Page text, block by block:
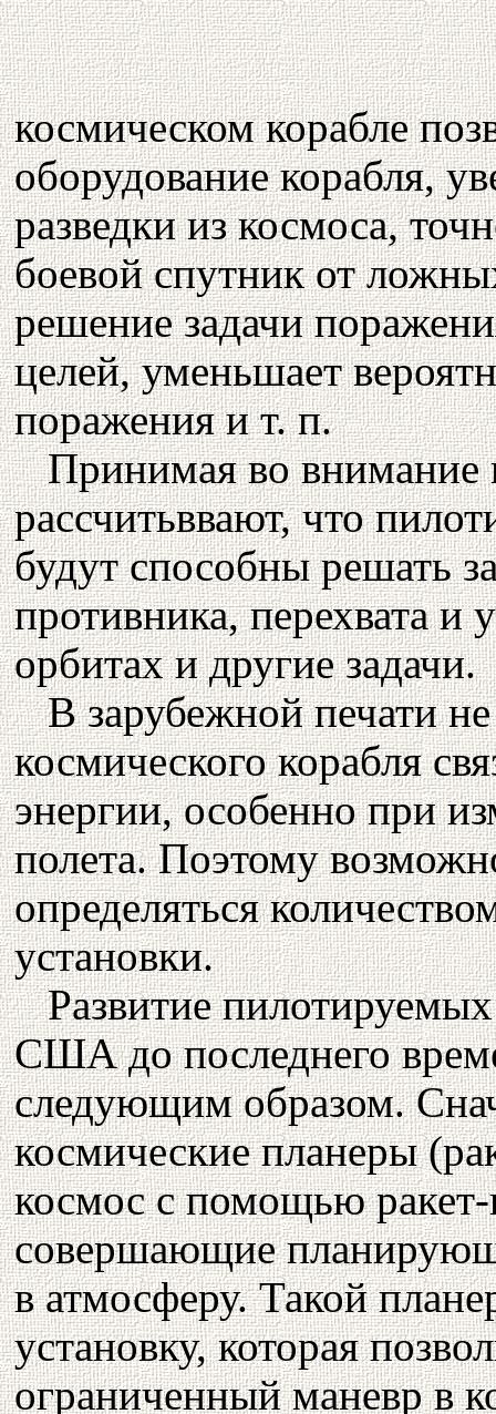
космическом корабле
оборудование корабля,
разведки из космоса,
боевой спутник от
решение задачи
целей, уменьшает
поражения и т. п.
Принимая во внимание
рассчитьввают, что
будут способны решать
противника, перехвата и
орбитах и другие задачи.
В зарубежной печати
космического корабля
энергии, особенно при
полета. Поэтому
определяться
установки.
Развитие
США до последнего
следующим образом.
космические планеры
космос с помощью
совершающие
в атмосферу. Такой
установку, которая
ограниченный маневр в